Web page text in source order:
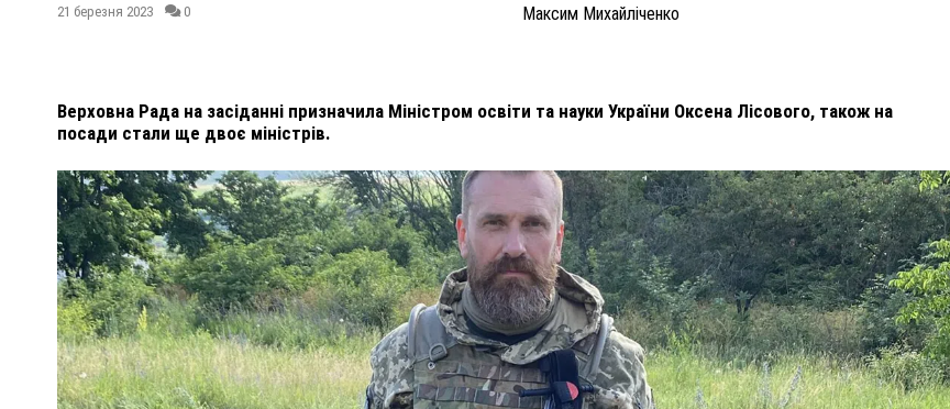
21 березня 2023 0 Максим Михайліченко
Верховна Рада на засіданні призначила Міністром освіти та науки України Оксена Лісового, також на
посади стали ще двоє міністрів.